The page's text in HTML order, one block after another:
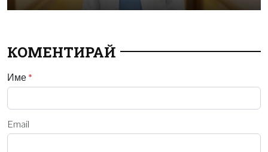
КОМЕНТИРАЙ
Име *
Email